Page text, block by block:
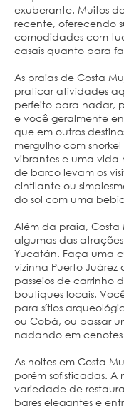
exuberante. Muitos
recente, oferecendo
comodidades com
casais quanto para
As praias de Costa
praticar atividades
perfeito para nadar,
e você geralmente
que em outros
mergulho com
vibrantes e uma vida
de barco levam os
cintilante ou
do sol com uma
Além da praia, Costa
algumas das
Yucatán. Faça uma
vizinha Puerto
passeios de carrinho
boutiques locais.
para sítios
ou Cobá, ou passar
nadando em cenotes
As noites em Costa
porém sofisticadas. A
variedade de
bares elegantes e